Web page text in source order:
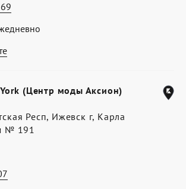
(Центр моды Аксион)
Респ, Ижевск г, Карла
№ 191